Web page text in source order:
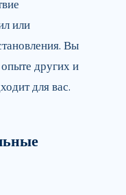
или
Вы
других и
для вас.